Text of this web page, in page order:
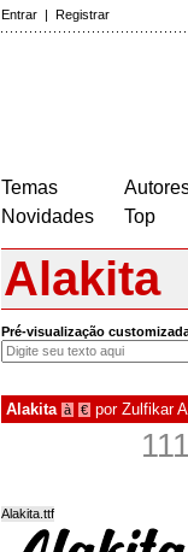
Entrar | Registrar
Temas
Novidades
Top
Alakita
Pré-visualização
Alakita à € por Zulfikar
Alakita.ttf